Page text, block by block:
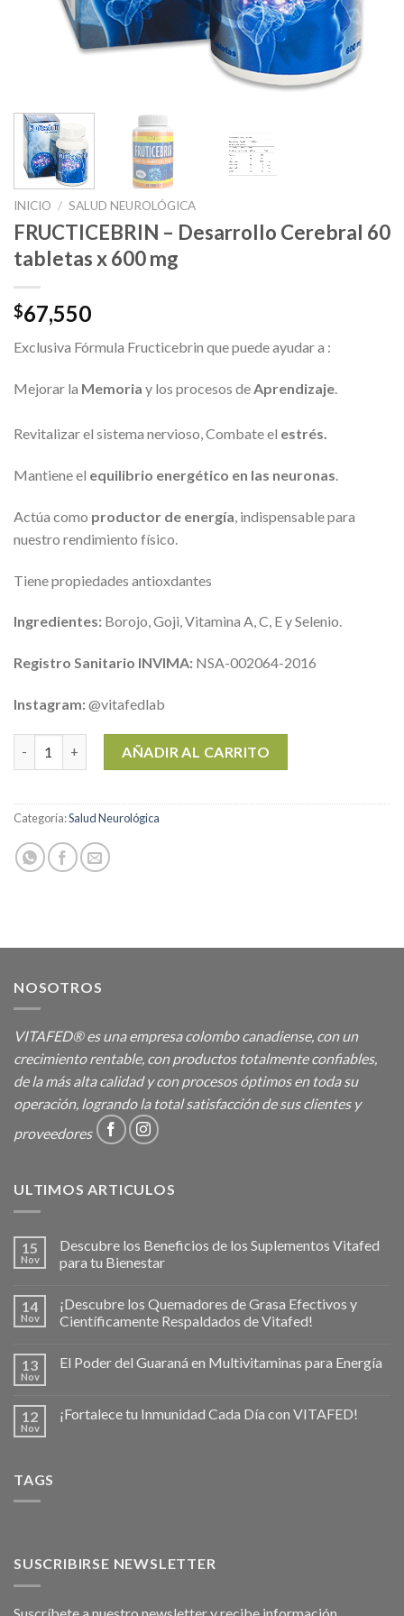
INICIO / SALUD NEUROLÓGICA
FRUCTICEBRIN – Desarrollo Cerebral 60
tabletas x 600 mg
$67,550
Exclusiva Fórmula Fructicebrin que puede ayudar a :
Mejorar la Memoria y los procesos deAprendizaje.
Revitalizar el sistema nervioso, Combate el estrés.
Mantiene el equilibrio energético en las neuronas.
Actúa como productor de energía , indispensable para
nuestro rendimiento físico.
Tiene propiedades antioxdantes
Ingredientes: Borojo, Goji, Vitamina A, C, E y Selenio.
Registro Sanitario INVIMA: NSA-002064-2016
Instagram:@vitafedlab
FRUCTICEBRIN - Desarrollo Cerebral 60 tabletas x 600 mg
AÑADIR AL CARRITO
Categoría:Salud Neurológica
NOSOTROS
VITAFED® es una empresa colombo canadiense, con un
crecimiento rentable, con productos totalmente confiables,
de la más alta calidad y con procesos óptimos en toda su
operación, logrando la total satisfacción de sus clientes y
proveedores
ULTIMOS ARTICULOS
15
Nov
Descubre los Beneficios de los Suplementos Vitafed
para tu Bienestar
14
Nov
¡Descubre los Quemadores de Grasa Efectivos y
Científicamente Respaldados de Vitafed!
13
Nov
El Poder del Guaraná en Multivitaminas para Energía
12
Nov
¡Fortalece tu Inmunidad Cada Día con VITAFED!
TAGS
SUSCRIBIRSE NEWSLETTER